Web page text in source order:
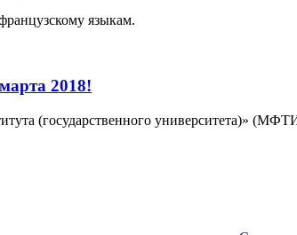
языкам.
2018!
(государственного университета)»